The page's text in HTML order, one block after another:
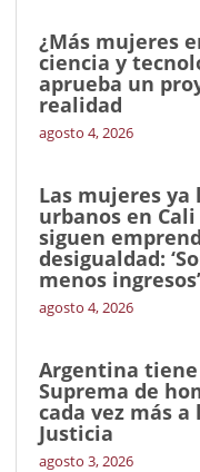
¿Más mujeres
ciencia y
aprueba un
realidad
agosto 4, 2026
Las mujeres ya
urbanos en
siguen
desigualdad:
menos ingresos’
agosto 4, 2026
Argentina
Suprema de
cada vez más
Justicia
agosto 3, 2026